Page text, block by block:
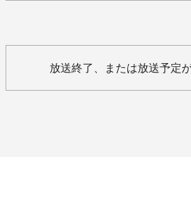
放送終了、または放送予定